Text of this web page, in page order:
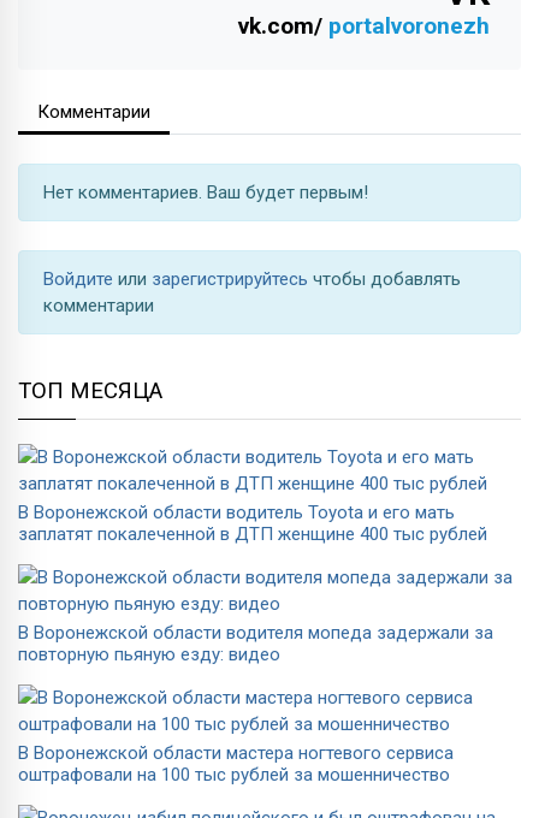
vk.com/ portalvoronezh
Комментарии
Нет комментариев. Ваш будет первым!
Войдите или зарегистрируйтесь чтобы добавлять
комментарии
ТОП МЕСЯЦА
В Воронежской области водитель Toyota и его мать
заплатят покалеченной в ДТП женщине 400 тыс рублей
В Воронежской области водителя мопеда задержали за
повторную пьяную езду: видео
В Воронежской области мастера ногтевого сервиса
оштрафовали на 100 тыс рублей за мошенничество